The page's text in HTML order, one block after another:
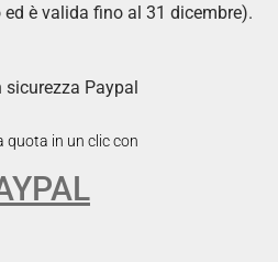
è valida fino al 31 dicembre).
sicurezza Paypal
quota in un clic con